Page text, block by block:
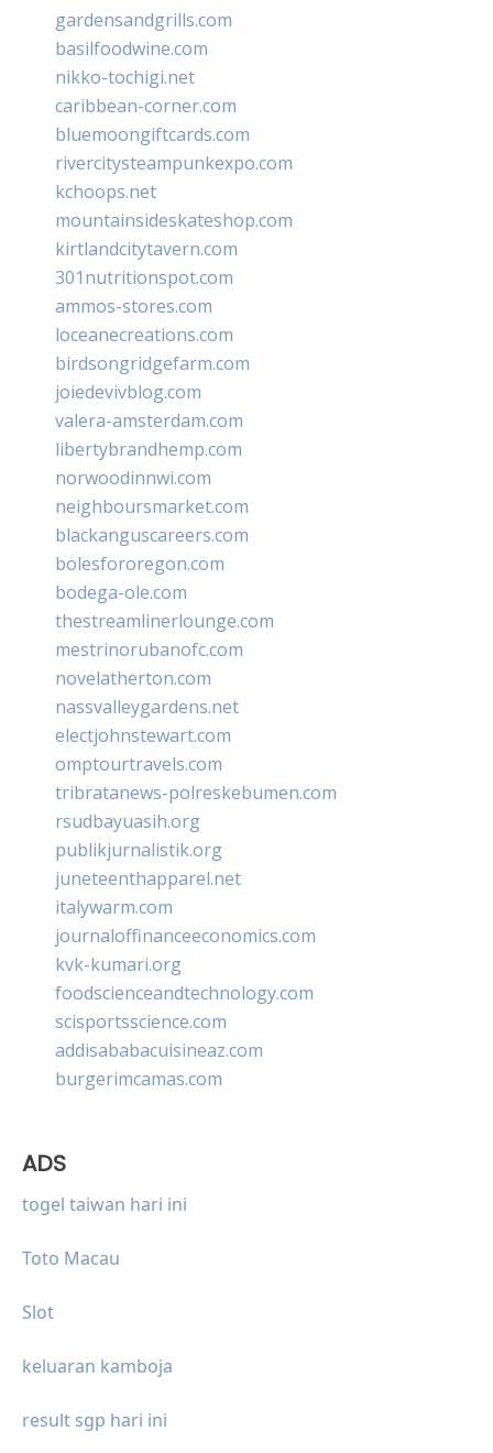
gardensandgrills.com
basilfoodwine.com
nikko-tochigi.net
caribbean-corner.com
bluemoongiftcards.com
rivercitysteampunkexpo.com
kchoops.net
mountainsideskateshop.com
kirtlandcitytavern.com
301nutritionspot.com
ammos-stores.com
loceanecreations.com
birdsongridgefarm.com
joiedevivblog.com
valera-amsterdam.com
libertybrandhemp.com
norwoodinnwi.com
neighboursmarket.com
blackanguscareers.com
bolesfororegon.com
bodega-ole.com
thestreamlinerlounge.com
mestrinorubanofc.com
novelatherton.com
nassvalleygardens.net
electjohnstewart.com
omptourtravels.com
tribratanews-polreskebumen.com
rsudbayuasih.org
publikjurnalistik.org
juneteenthapparel.net
italywarm.com
journaloffinanceeconomics.com
kvk-kumari.org
foodscienceandtechnology.com
scisportsscience.com
addisababacuisineaz.com
burgerimcamas.com
ADS
togel taiwan hari ini
Toto Macau
Slot
keluaran kamboja
result sgp hari ini